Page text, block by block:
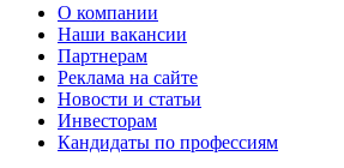
О компании
Наши вакансии
Партнерам
Реклама на сайте
Новости и статьи
Инвесторам
Кандидаты по профессиям